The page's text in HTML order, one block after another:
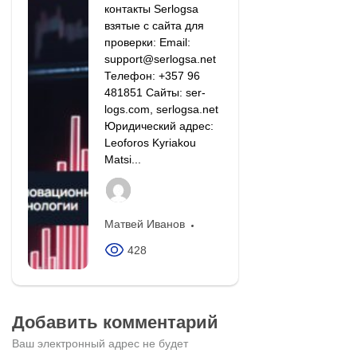
контакты Serlogsa
взятые с сайта для
проверки: Email:
support@serlogsa.net
Телефон: +357 96
481851 Сайты: ser-
logs.com, serlogsa.net
Юридический адрес:
Leoforos Kyriakou
Matsi...
Матвей Иванов
428
Добавить комментарий
Ваш электронный адрес не будет